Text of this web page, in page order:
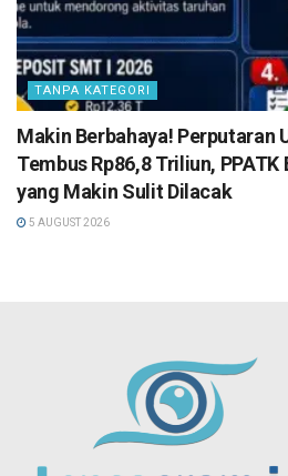
TANPA KATEGORI
Makin Berbahaya! Perputaran
Tembus Rp86,8 Triliun,
yang Makin Sulit Dilacak
5 AUGUST 2026